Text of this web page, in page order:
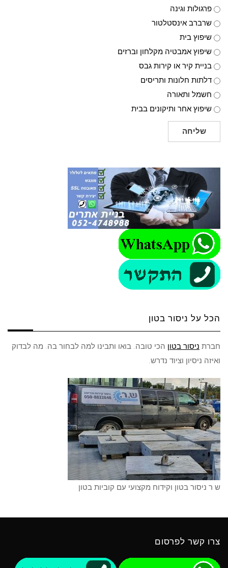
פרגולות וגינה
שרברב אינסטלטור
שיפוץ בית
שיפוץ אמבטיה מקלחון וברזים
בניית קיר או קירות גבס
דלתות חלונות ותריסים
חשמל ותאורה
שיפוץ אחר ותיקונים בבית
שליחה
הכל על ניסור בטון
חברת ניסור בטון הכי טובה. בואו ותבינו למה לבחור בה. מה לבדוק
ואיזה ניסיון וציוד נדרש.
ש ר ניסור בטון וקידוח מקצועי עם קוביות בטון
צרו קשר לפרסום